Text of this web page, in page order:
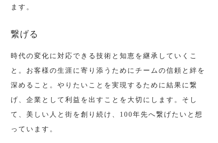
ます。
繋げる
時代の変化に対応できる技術と知恵を継承していくこ
と。お客様の生涯に寄り添うためにチームの信頼と絆を
深めること。やりたいことを実現するために結果に繋
げ、企業として利益を出すことを大切にします。そし
て、美しい人と街を創り続け、100年先へ繋げたいと想
っています。